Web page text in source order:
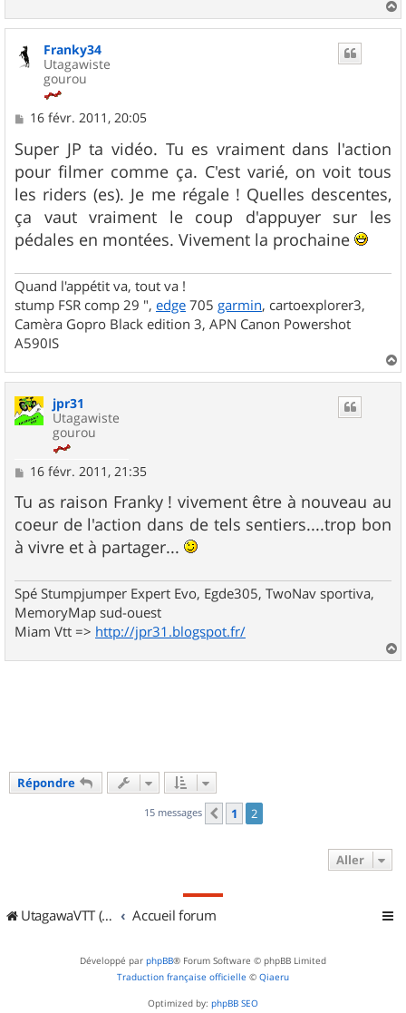
a
Franky34
Utagawiste
gourou
M
s
s
a
g
e
16 févr. 2011, 20:05
Super JP ta vidéo. Tu es vraiment dans l'action
pour filmer comme ça. C'est varié, on voit tous
les riders (es). Je me régale ! Quelles descentes,
ça vaut vraiment le coup d'appuyer sur les
pédales en montées. Vivement la prochaine
Quand l'appétit va, tout va !
stump FSR comp 29 ", edge 705 garmin, cartoexplorer3,
Camèra Gopro Black edition 3, APN Canon Powershot
A590IS
a
jpr31
Utagawiste
gourou
M
s
s
a
g
e
16 févr. 2011, 21:35
Tu as raison Franky ! vivement être à nouveau au
coeur de l'action dans de tels sentiers....trop bon
à vivre et à partager...
Spé Stumpjumper Expert Evo, Egde305, TwoNav sportiva,
MemoryMap sud-ouest
Miam Vtt => http://jpr31.blogspot.fr/
a
Répondre
15 messages Précédent
1 2
Aller
UtagawaVTT (Randos VTT et VTTAE avec traces GPS) Accueil forum
Développé par phpBB® Forum Software © phpBB Limited
Traduction française officielle © Qiaeru
Optimized by: phpBB SEO